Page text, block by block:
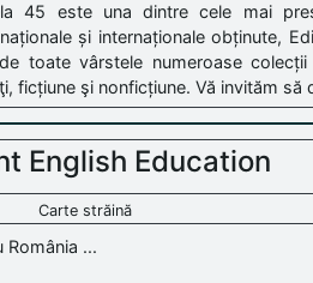
45 este una dintre cele mai
și internaționale obținute,
toate vârstele numeroase colecții
ficțiune şi nonficțiune. Vă invităm să
English Education
Carte străină
România ...